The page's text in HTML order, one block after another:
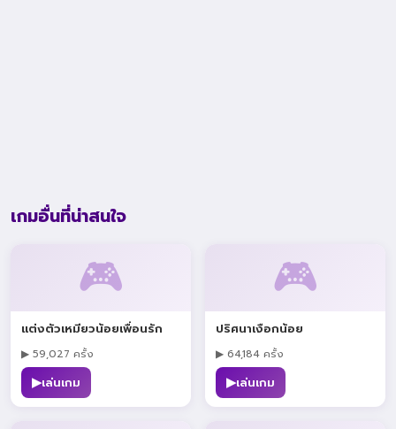
เกมอื่นที่น่าสนใจ
🎮
แต่งตัวเหมียวน้อยเพื่อนรัก
▶ 59,027 ครั้ง
▶เล่นเกม
🎮
ปริศนาเงือกน้อย
▶ 64,184 ครั้ง
▶เล่นเกม